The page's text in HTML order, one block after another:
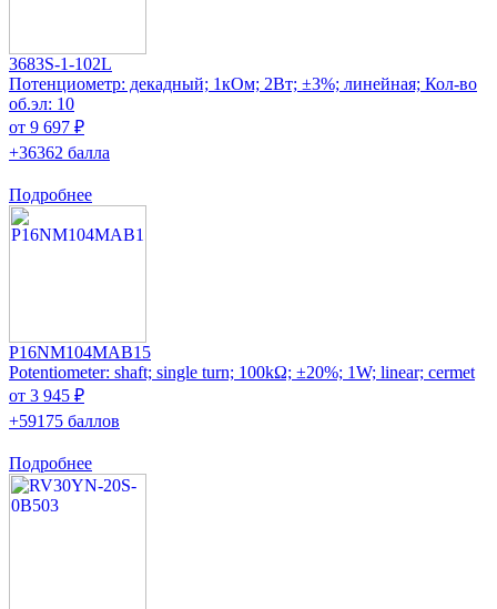
3683S-1-102L
Потенциометр: декадный; 1кОм; 2Вт; ±3%; линейная; Кол-во
об.эл: 10
от 9 697 ₽
+36362 балла
Подробнее
P16NM104MAB15
Potentiometer: shaft; single turn; 100kΩ; ±20%; 1W; linear; cermet
от 3 945 ₽
+59175 баллов
Подробнее